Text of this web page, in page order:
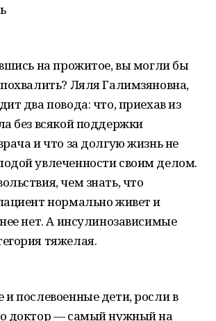
на прожитое, вы могли бы
Ляля Галимзяновна,
два повода: что, приехав из
без всякой поддержки
и что за долгую жизнь не
увлеченности своим делом.
чем знать, что
нормально живет и
нет. А инсулинозависимые
тяжелая.
послевоенные дети, росли в
доктор — самый нужный на